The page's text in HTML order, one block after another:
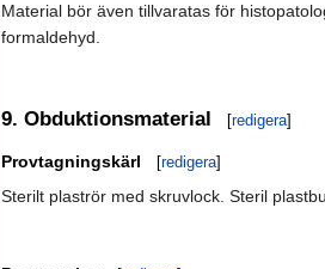
Material bör även tillvaratas för
formaldehyd.
9. Obduktionsmaterial [redigera]
Provtagningskärl [redigera]
Sterilt plaströr med skruvlock. Steril